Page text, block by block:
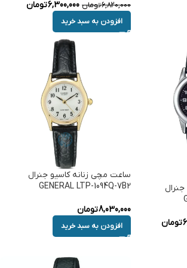
6,820,000تومان 6,300,000تومان
افزودن به سبد خرید
تومان
ساعت مچی زنانه کاسیو جنرال
GENERAL LTP-1094Q-7B2
8,030,000تومان
افزودن به سبد خرید